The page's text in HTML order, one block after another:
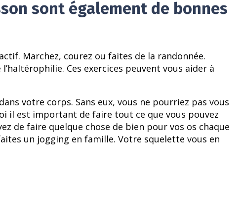
sont également de bonnes
Marchez, courez ou faites de la randonnée.
Ces exercices peuvent vous aider à
votre corps. Sans eux, vous ne pourriez pas vous
il est important de faire tout ce que vous pouvez
de faire quelque chose de bien pour vos os chaque
un jogging en famille. Votre squelette vous en